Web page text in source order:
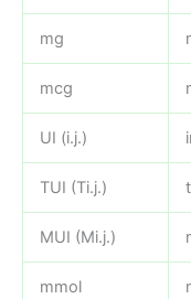
mg
mcg
UI (i.j.)
TUI (Ti.j.)
MUI (Mi.j.)
mmol